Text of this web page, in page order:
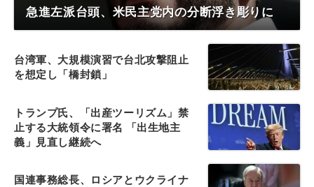
急進左派台頭、米民主党内の分断浮き彫りに
台湾軍、大規模演習で台北攻撃阻止
を想定し「橋封鎖」
トランプ氏、「出産ツーリズム」禁
止する大統領令に署名 「出生地主
義」見直し継続へ
国連事務総長、ロシアとウクライナ